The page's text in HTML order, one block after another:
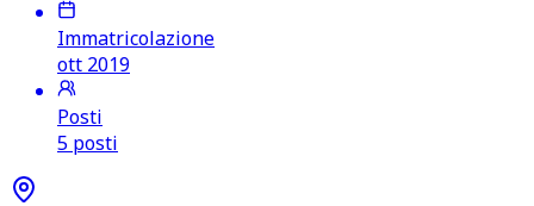
Immatricolazione
ott 2019
Posti
5 posti